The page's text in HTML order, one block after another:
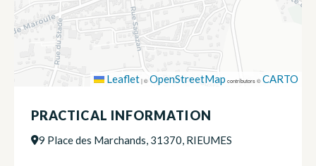
Leaflet|©OpenStreetMap contributors ©CARTO
PRACTICAL INFORMATION
9 Place des Marchands, 31370, RIEUMES